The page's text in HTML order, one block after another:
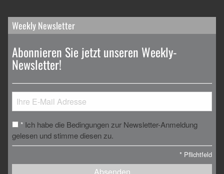
Weekly Newsletter
Abonnieren Sie jetzt unseren Weekly-
Newsletter!
* Ich habe die Bedingungen zur Newsletter-Anmeldung
gelesen und stimme diesen zu.
* Pflichtfeld